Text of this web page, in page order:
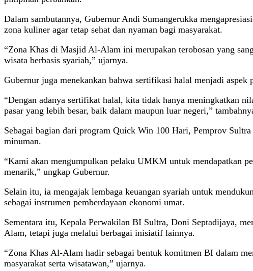
Dalam sambutannya, Gubernur Andi Sumangerukka
zona kuliner agar tetap sehat dan nyaman bagi masyarakat.
“Zona Khas di Masjid Al-Alam ini merupakan terobosan yang
wisata berbasis syariah,” ujarnya.
Gubernur juga menekankan bahwa sertifikasi halal menjadi
“Dengan adanya sertifikat halal, kita tidak hanya meningkatkan
pasar yang lebih besar, baik dalam maupun luar negeri,”
Sebagai bagian dari program Quick Win 100 Hari, Pemprov
minuman.
“Kami akan mengumpulkan pelaku UMKM untuk mendapatkan
menarik,” ungkap Gubernur.
Selain itu, ia mengajak lembaga keuangan syariah untuk
sebagai instrumen pemberdayaan ekonomi umat.
Sementara itu, Kepala Perwakilan BI Sultra, Doni Septadijaya,
Alam, tetapi juga melalui berbagai inisiatif lainnya.
“Zona Khas Al-Alam hadir sebagai bentuk komitmen BI dalam
masyarakat serta wisatawan,” ujarnya.